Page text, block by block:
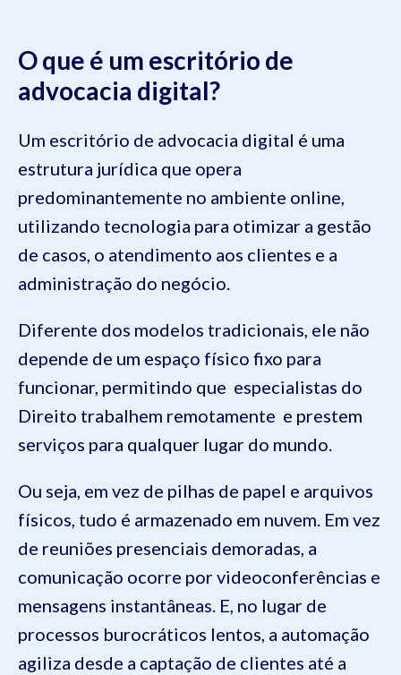
O que é um escritório de
advocacia digital?
Um escritório de advocacia digital é uma
estrutura jurídica que opera
predominantemente no ambiente online,
utilizando tecnologia para otimizar a gestão
de casos, o atendimento aos clientes e a
administração do negócio.
Diferente dos modelos tradicionais, ele não
depende de um espaço físico fixo para
funcionar, permitindo que especialistas do
Direito trabalhem remotamente e prestem
serviços para qualquer lugar do mundo.
Ou seja, em vez de pilhas de papel e arquivos
físicos, tudo é armazenado em nuvem. Em vez
de reuniões presenciais demoradas, a
comunicação ocorre por videoconferências e
mensagens instantâneas. E, no lugar de
processos burocráticos lentos, a automação
agiliza desde a captação de clientes até a